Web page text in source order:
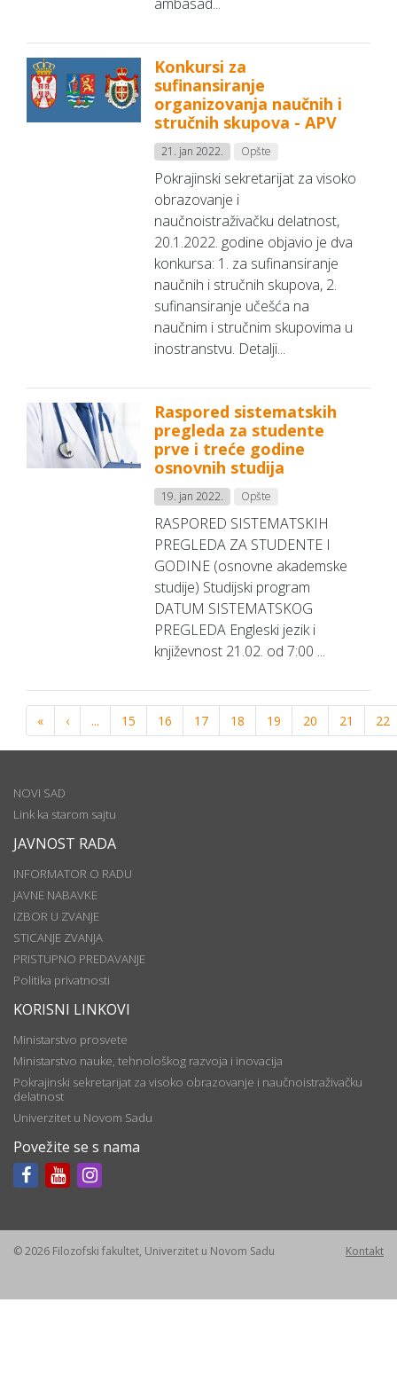
Konkursi za
sufinansiranje
organizovanja naučnih i
stručnih skupova - APV
21. jan 2022. Opšte
Pokrajinski sekretarijat za visoko
obrazovanje i
naučnoistraživačku delatnost,
20.1.2022. godine objavio je dva
konkursa: 1. za sufinansiranje
naučnih i stručnih skupova, 2.
sufinansiranje učešća na
naučnim i stručnim skupovima u
inostranstvu. Detalji...
Raspored sistematskih
pregleda za studente
prve i treće godine
osnovnih studija
19. jan 2022. Opšte
RASPORED SISTEMATSKIH
PREGLEDA ZA STUDENTE I
GODINE (osnovne akademske
studije) Studijski program
DATUM SISTEMATSKOG
PREGLEDA Engleski jezik i
književnost 21.02. od 7:00 ...
« ‹ ... 15 16 17 18 19 20 21 22
NOVI SAD
Link ka starom sajtu
JAVNOST RADA
INFORMATOR O RADU
JAVNE NABAVKE
IZBOR U ZVANJE
STICANJE ZVANJA
PRISTUPNO PREDAVANJE
Politika privatnosti
KORISNI LINKOVI
Ministarstvo prosvete
Ministarstvo nauke, tehnološkog razvoja i inovacija
Pokrajinski sekretarijat za visoko obrazovanje i naučnoistraživačku
delatnost
Univerzitet u Novom Sadu
Povežite se s nama
© 2026 Filozofski fakultet, Univerzitet u Novom Sadu Kontakt